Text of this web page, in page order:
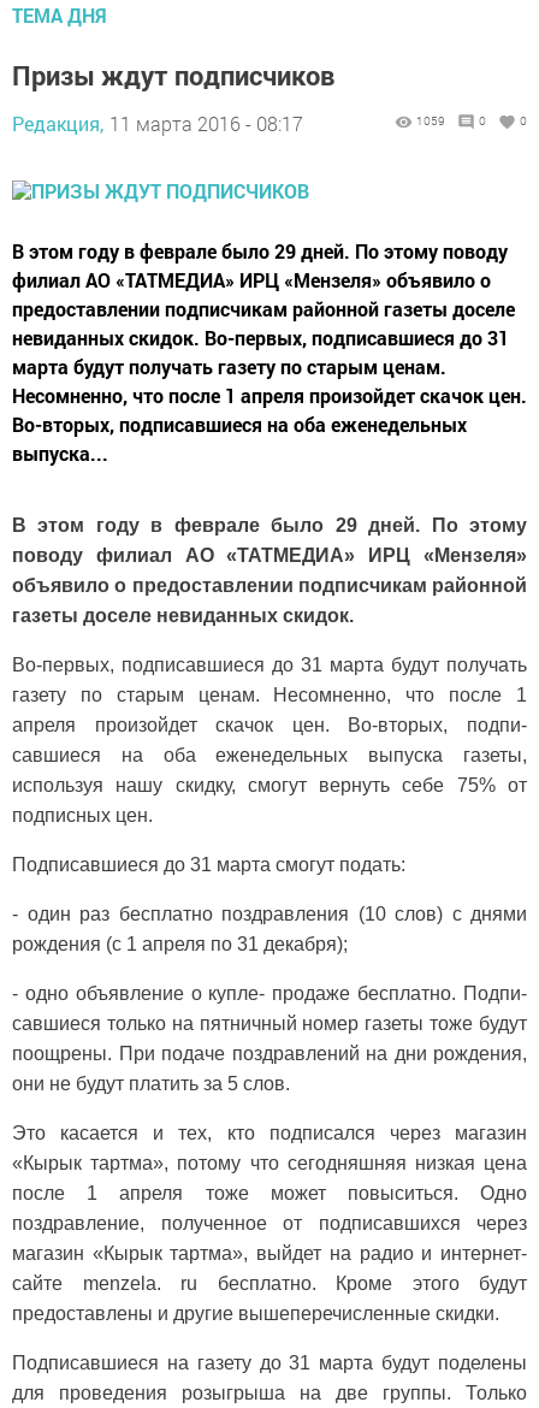
ТЕМА ДНЯ
Призы ждут подписчиков
Редакция, 11 марта 2016 - 08:17 1059 0 0
В этом году в феврале было 29 дней. По этому поводу
филиал АО «ТАТМЕДИА» ИРЦ «Мензеля» объявило о
предоставлении подписчикам районной газеты доселе
невиданных скидок. Во-первых, подписавшиеся до 31
марта будут получать газету по старым ценам.
Несомненно, что после 1 апреля произойдет скачок цен.
Во-вторых, подпи­савшиеся на оба еженедельных
выпуска...
В этом году в феврале было 29 дней. По этому
поводу филиал АО «ТАТМЕДИА» ИРЦ «Мензеля»
объявило о предоставлении подписчикам районной
газеты доселе невиданных скидок.
Во-первых, подписавшиеся до 31 марта будут получать
газету по старым ценам. Несомненно, что после 1
апреля произойдет скачок цен. Во-вторых, подпи­
савшиеся на оба еженедельных выпуска газеты,
используя нашу скидку, смогут вернуть себе 75% от
подписных цен.
Подписавшиеся до 31 марта смогут подать:
- один раз бесплатно поздрав­ления (10 слов) с днями
рожде­ния (с 1 апреля по 31 декабря);
- одно объявление о купле- продаже бесплатно. Подпи­
савшиеся только на пятничный номер газеты тоже будут
поощ­рены. При подаче поздравлений на дни рождения,
они не будут платить за 5 слов.
Это касается и тех, кто под­писался через магазин
«Кырык тартма», потому что сегодняш­няя низкая цена
после 1 апреля тоже может повыситься. Одно
поздравление, полученное от подписавшихся через
магазин «Кырык тартма», выйдет на ра­дио и интернет-
сайте menzela. ru бесплатно. Кроме этого будут
предоставлены и другие выше­перечисленные скидки.
Подписавшиеся на газету до 31 марта будут поделены
для проведения розыгрыша на две группы. Только